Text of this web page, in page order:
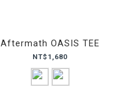
Aftermath OASIS TEE
NT$1,680